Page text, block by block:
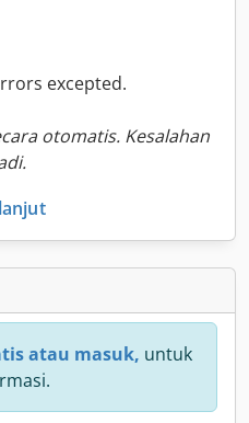
excepted.
otomatis. Kesalahan
atau masuk, untuk